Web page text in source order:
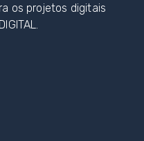
os projetos digitais